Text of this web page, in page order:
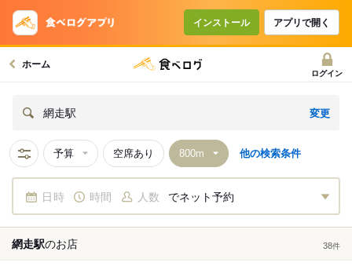
インストール アプリで開く
ホーム
ログイン
網走駅 変更
予算 空席あり 他の検索条件
日時 時間 人数 でネット予約
網走駅のお店 38件